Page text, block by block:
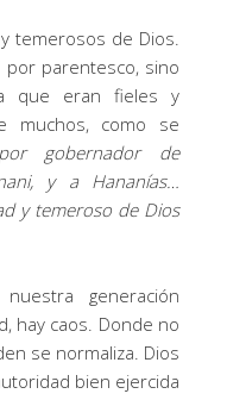
temerosos de Dios.
por parentesco, sino
que eran fieles y
muchos, como se
gobernador de
y a Hananías…
y temeroso de Dios
generación
hay caos. Donde no
se normaliza. Dios
bien ejercida